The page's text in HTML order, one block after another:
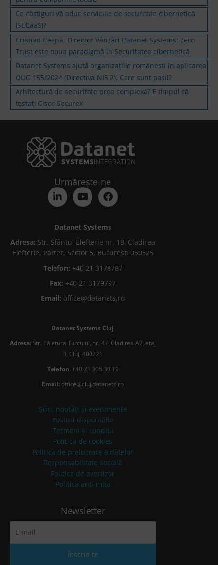
Ce câștiguri vă aduc serviciile de securitate cibernetică
(SECaaS)?
Cristian Ceapă, Director Vânzări Datanet Systems: Zero
Trust este noua paradigmă în Securitatea cibernetică
Datanet Systems ajută organizațiile românești în aplicarea
OUG 155/2024 (Directiva NIS 2). Care sunt pașii?
Arhitectură de securitate prea complexă? E timpul să
testaţi Cisco SecureX
Urmărește-ne
Datanet Systems
Adresa: Str. Sfântul Elefterie nr. 18, Cladirea
Elefterie, Parter, Sector 5, București 050525
Telefon: +40 21 3178787
Fax: +40 21 3179797
Email: office@datanets.ro
Datanet Systems Cluj
Adresa: Str. Tăietura Turcului, nr. 47, Cladirea A2, etaj
3, Cluj, 400221
Telefon: +40 21 305 30 19
Email: office@cluj.datanets.ro
Știri, noutăți și evenimente
Posturi disponibile
Termeni și condiții
Politica de cookies
Politica de prelucrare a datelor
Responsabilitate socială
Politica de avertizor
Politica anti-mita
Newsletter